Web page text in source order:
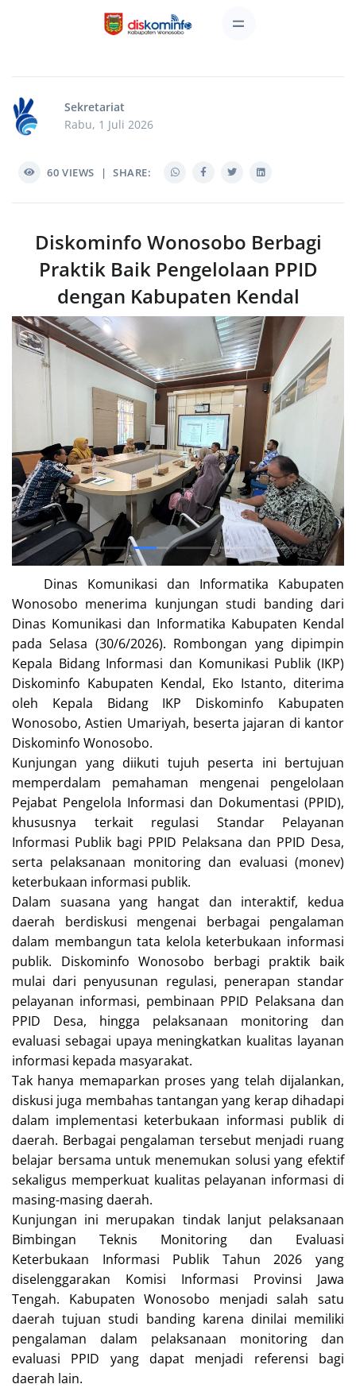
Sekretariat
Rabu, 1 Juli 2026
60 VIEWS | SHARE:
Diskominfo Wonosobo Berbagi
Praktik Baik Pengelolaan PPID
dengan Kabupaten Kendal
Dinas Komunikasi dan Informatika Kabupaten
Wonosobo menerima kunjungan studi banding dari
Dinas Komunikasi dan Informatika Kabupaten Kendal
pada Selasa (30/6/2026). Rombongan yang dipimpin
Kepala Bidang Informasi dan Komunikasi Publik (IKP)
Diskominfo Kabupaten Kendal, Eko Istanto, diterima
oleh Kepala Bidang IKP Diskominfo Kabupaten
Wonosobo, Astien Umariyah, beserta jajaran di kantor
Diskominfo Wonosobo.
Kunjungan yang diikuti tujuh peserta ini bertujuan
memperdalam pemahaman mengenai pengelolaan
Pejabat Pengelola Informasi dan Dokumentasi (PPID),
khususnya terkait regulasi Standar Pelayanan
Informasi Publik bagi PPID Pelaksana dan PPID Desa,
serta pelaksanaan monitoring dan evaluasi (monev)
keterbukaan informasi publik.
Dalam suasana yang hangat dan interaktif, kedua
daerah berdiskusi mengenai berbagai pengalaman
dalam membangun tata kelola keterbukaan informasi
publik. Diskominfo Wonosobo berbagi praktik baik
mulai dari penyusunan regulasi, penerapan standar
pelayanan informasi, pembinaan PPID Pelaksana dan
PPID Desa, hingga pelaksanaan monitoring dan
evaluasi sebagai upaya meningkatkan kualitas layanan
informasi kepada masyarakat.
Tak hanya memaparkan proses yang telah dijalankan,
diskusi juga membahas tantangan yang kerap dihadapi
dalam implementasi keterbukaan informasi publik di
daerah. Berbagai pengalaman tersebut menjadi ruang
belajar bersama untuk menemukan solusi yang efektif
sekaligus memperkuat kualitas pelayanan informasi di
masing-masing daerah.
Kunjungan ini merupakan tindak lanjut pelaksanaan
Bimbingan Teknis Monitoring dan Evaluasi
Keterbukaan Informasi Publik Tahun 2026 yang
diselenggarakan Komisi Informasi Provinsi Jawa
Tengah. Kabupaten Wonosobo menjadi salah satu
daerah tujuan studi banding karena dinilai memiliki
pengalaman dalam pelaksanaan monitoring dan
evaluasi PPID yang dapat menjadi referensi bagi
daerah lain.